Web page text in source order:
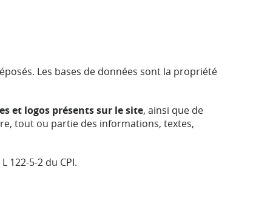
Les bases de données sont la propriété
et logos présents sur le site, ainsi que de
tout ou partie des informations, textes,
122-5-2 du CPI.